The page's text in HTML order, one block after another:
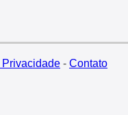
- Contato